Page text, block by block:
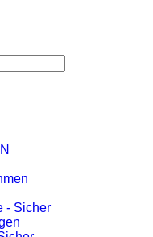
- Sicher